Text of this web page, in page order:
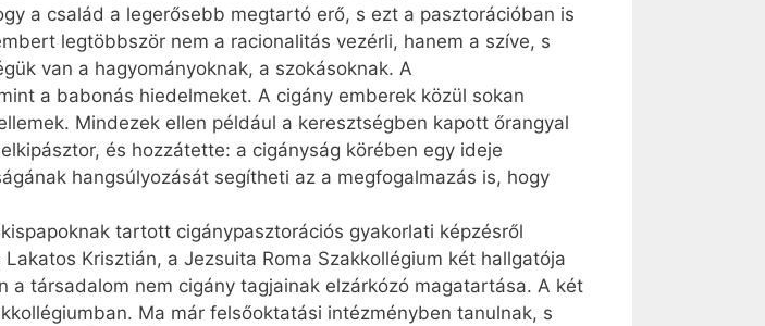
a család a legerősebb megtartó erő, s ezt a pasztorációban is
legtöbbször nem a racionalitás vezérli, hanem a szíve, s
van a hagyományoknak, a szokásoknak. A
a babonás hiedelmeket. A cigány emberek közül sokan
Mindezek ellen például a keresztségben kapott őrangyal
és hozzátette: a cigányság körében egy ideje
hangsúlyozását segítheti az a megfogalmazás is, hogy
tartott cigánypasztorációs gyakorlati képzésről
Krisztián, a Jezsuita Roma Szakkollégium két hallgatója
társadalom nem cigány tagjainak elzárkózó magatartása. A két
Ma már felsőoktatási intézményben tanulnak, s